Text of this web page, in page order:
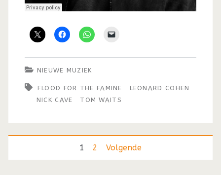
NIEUWE MUZIEK
FLOOD FOR THE FAMINE
LEONARD COHEN
NICK CAVE
TOM WAITS
Berichten
1 2 Volgende